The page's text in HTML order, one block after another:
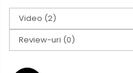
Video (2)
Review-uri (0)